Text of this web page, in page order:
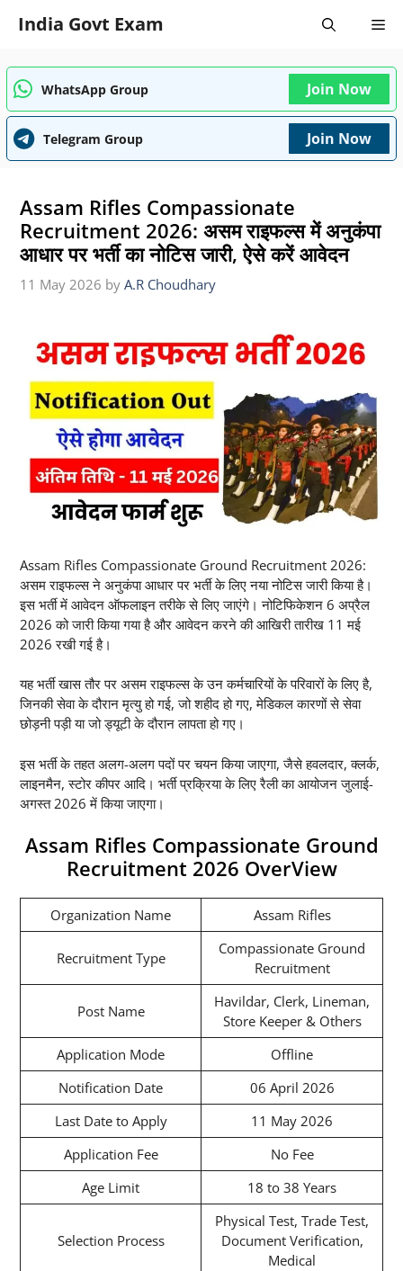
India Govt Exam
WhatsApp Group Join Now
Telegram Group Join Now
Assam Rifles Compassionate
Recruitment 2026: असम राइफल्स में अनुकंपा
आधार पर भर्ती का नोटिस जारी, ऐसे करें आवेदन
11 May 2026 by A.R Choudhary
Assam Rifles Compassionate Ground Recruitment 2026:
असम राइफल्स ने अनुकंपा आधार पर भर्ती के लिए नया नोटिस जारी किया है।
इस भर्ती में आवेदन ऑफलाइन तरीके से लिए जाएंगे। नोटिफिकेशन 6 अप्रैल
2026 को जारी किया गया है और आवेदन करने की आखिरी तारीख 11 मई
2026 रखी गई है।
यह भर्ती खास तौर पर असम राइफल्स के उन कर्मचारियों के परिवारों के लिए है,
जिनकी सेवा के दौरान मृत्यु हो गई, जो शहीद हो गए, मेडिकल कारणों से सेवा
छोड़नी पड़ी या जो ड्यूटी के दौरान लापता हो गए।
इस भर्ती के तहत अलग-अलग पदों पर चयन किया जाएगा, जैसे हवलदार, क्लर्क,
लाइनमैन, स्टोर कीपर आदि। भर्ती प्रक्रिया के लिए रैली का आयोजन जुलाई-
अगस्त 2026 में किया जाएगा।
Assam Rifles Compassionate Ground
Recruitment 2026 OverView
Organization Name Assam Rifles
Recruitment Type
Compassionate Ground
Recruitment
Post Name
Havildar, Clerk, Lineman,
Store Keeper & Others
Application Mode
Offline
Notification Date
06 April 2026
Last Date to Apply
11 May 2026
Application Fee
No Fee
Age Limit
18 to 38 Years
Selection Process
Physical Test, Trade Test,
Document Verification,
Medical